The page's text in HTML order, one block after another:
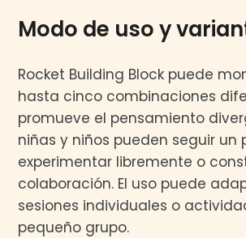
Modo de uso y
Rocket Building Block puede
hasta cinco combinaciones
promueve el pensamiento
niñas y niños pueden seguir un
experimentar libremente o
colaboración. El uso puede
sesiones individuales o
pequeño grupo.